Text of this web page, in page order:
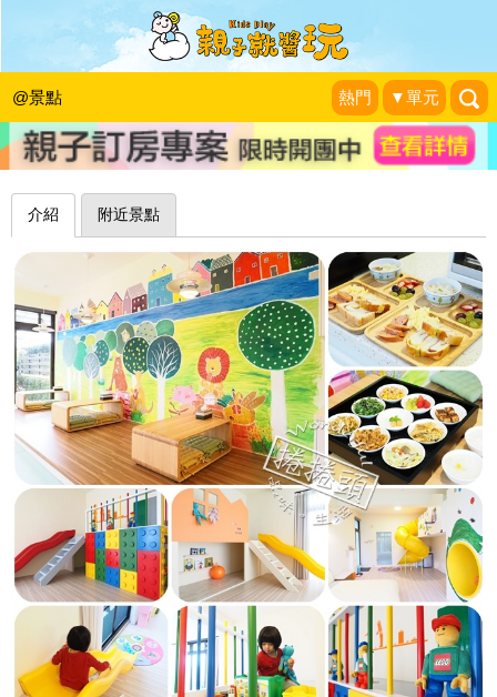
@景點 熱門 ▼單元
樂高房、溜滑梯、躲貓貓，想住哪一
間？宜蘭自然捲北歐風格旅店
|2015-03-25
介紹 附近景點